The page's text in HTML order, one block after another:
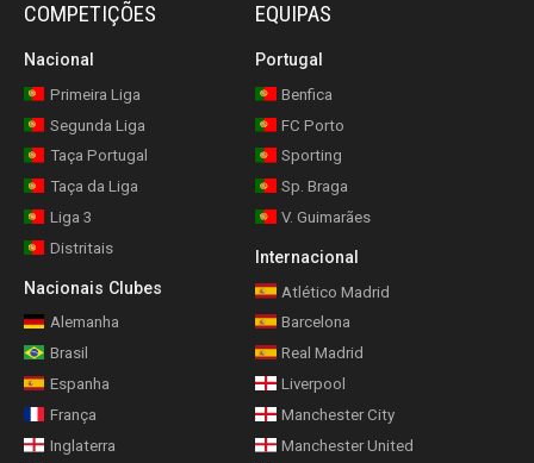
COMPETIÇÕES
Nacional
Primeira Liga
Segunda Liga
Taça Portugal
Taça da Liga
Liga 3
Distritais
Nacionais Clubes
Alemanha
Brasil
Espanha
França
Inglaterra
EQUIPAS
Portugal
Benfica
FC Porto
Sporting
Sp. Braga
V. Guimarães
Internacional
Atlético Madrid
Barcelona
Real Madrid
Liverpool
Manchester City
Manchester United